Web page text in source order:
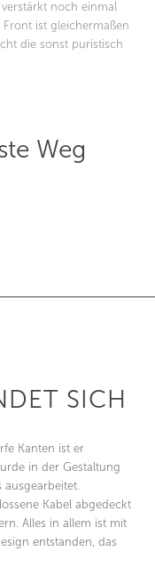
noch einmal
ist gleichermaßen
die sonst puristisch
Weg
SICH
Kanten ist er
in der Gestaltung
Kabel abgedeckt
Alles in allem ist mit
entstanden, das